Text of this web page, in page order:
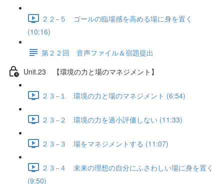
２２−５ ゴールの臨場感を高める場に身を置く
(10:16)
第２２回 音声ファイル＆宿題提出
Unit.23 【環境の力と場のマネジメント】
２３−１ 環境の力と場のマネジメント (6:54)
２３−２ 環境の力を過小評価しない (11:33)
２３−３ 場をマネジメントする (11:07)
２３−４ 未来の理想の自分にふさわしい場に身を置く
(9:50)